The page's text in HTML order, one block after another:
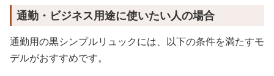
通勤・ビジネス用途に使いたい人の場合
通勤用の黒シンプルリュックには、以下の条件を満たすモ
デルがおすすめです。